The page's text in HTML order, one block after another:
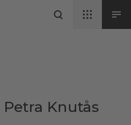
Petra Knutås